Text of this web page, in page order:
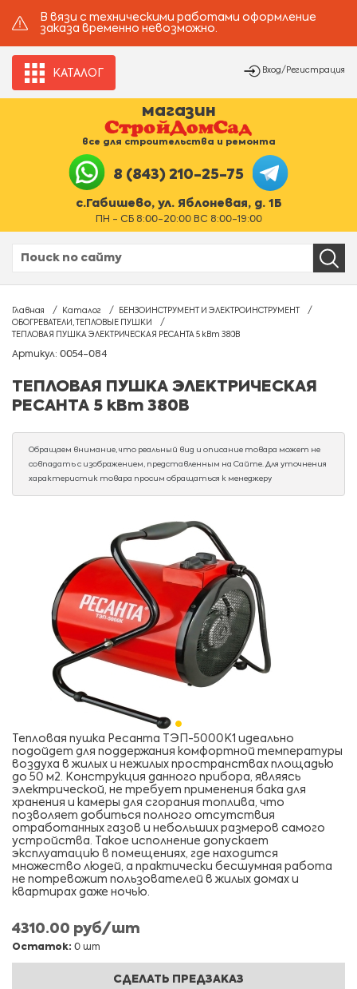
В вязи с техническими работами оформление
заказа временно невозможно.
КАТАЛОГ Вход/Регистрация
магазин
все для строительства и ремонта
8 (843) 210-25-75
с.Габишево, ул. Яблоневая, д. 1Б
ПН - СБ 8:00-20:00 ВС 8:00-19:00
Главная Каталог
БЕНЗОИНСТРУМЕНТ И ЭЛЕКТРОИНСТРУМЕНТ
ОБОГРЕВАТЕЛИ, ТЕПЛОВЫЕ ПУШКИ
ТЕПЛОВАЯ ПУШКА ЭЛЕКТРИЧЕСКАЯ РЕСАНТА 5 кВт 380В
Артикул: 0054-084
ТЕПЛОВАЯ ПУШКА ЭЛЕКТРИЧЕСКАЯ
РЕСАНТА 5 кВт 380В
Обращаем внимание, что реальный вид и описание товара может не
совпадать с изображением, представленным на Сайте. Для уточнения
характеристик товара просим обращаться к менеджеру
Тепловая пушка Ресанта ТЭП-5000К1 идеально
подойдет для поддержания комфортной температуры
воздуха в жилых и нежилых пространствах площадью
до 50 м2. Конструкция данного прибора, являясь
электрической, не требует применения бака для
хранения и камеры для сгорания топлива, что
позволяет добиться полного отсутствия
отработанных газов и небольших размеров самого
устройства. Такое исполнение допускает
эксплуатацию в помещениях, где находится
множество людей, а практически бесшумная работа
не потревожит пользователей в жилых домах и
квартирах даже ночью.
4310.00 руб/шт
Остаток: 0 шт
СДЕЛАТЬ ПРЕДЗАКАЗ